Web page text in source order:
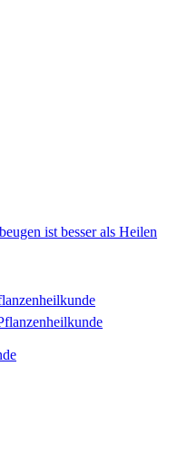
ist besser als Heilen